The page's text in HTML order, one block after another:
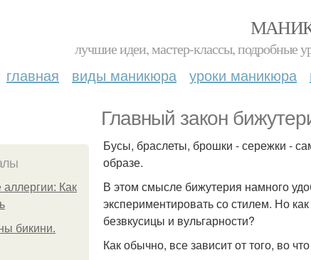
лучшие идеи, мастер-классы, подробные
главная виды маникюра уроки маникюра
Главный закон
Как
бикини.
Бусы, браслеты, брошки - сережки -
образе.
В этом смысле бижутерия намного
экспериментировать со стилем. Но
безвкусицы и вульгарности?
Как обычно, все зависит от того, во